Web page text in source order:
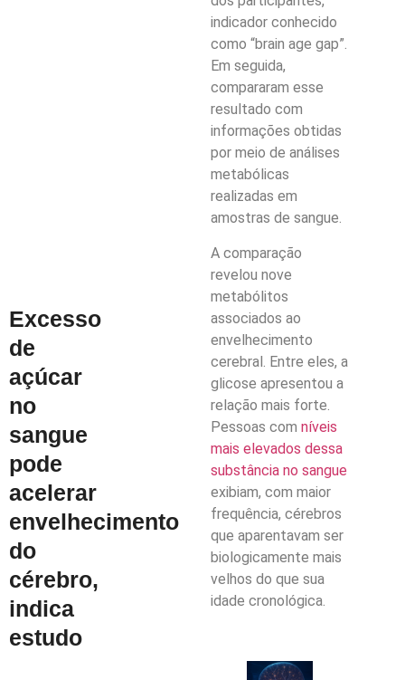
Excesso
de
açúcar
no
sangue
pode
acelerar
envelhecimento
do
cérebro,
indica
estudo
indicador conhecido
como “brain age gap”.
Em seguida,
compararam esse
resultado com
informações obtidas
por meio de análises
metabólicas
realizadas em
amostras de sangue.
A comparação
revelou nove
metabólitos
associados ao
envelhecimento
cerebral. Entre eles, a
glicose apresentou a
relação mais forte.
Pessoas com níveis
mais elevados dessa
substância no sangue
exibiam, com maior
frequência, cérebros
que aparentavam ser
biologicamente mais
velhos do que sua
idade cronológica.